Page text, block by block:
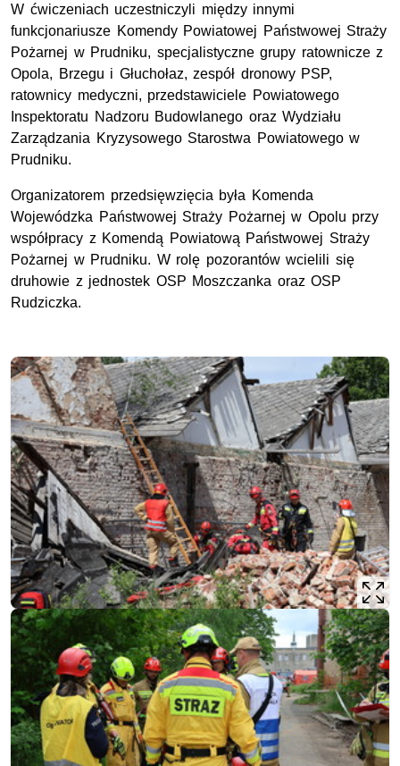
W ćwiczeniach uczestniczyli między innymi
funkcjonariusze Komendy Powiatowej Państwowej Straży
Pożarnej w Prudniku, specjalistyczne grupy ratownicze z
Opola, Brzegu i Głuchołaz, zespół dronowy PSP,
ratownicy medyczni, przedstawiciele Powiatowego
Inspektoratu Nadzoru Budowlanego oraz Wydziału
Zarządzania Kryzysowego Starostwa Powiatowego w
Prudniku.
Organizatorem przedsięwzięcia była Komenda
Wojewódzka Państwowej Straży Pożarnej w Opolu przy
współpracy z Komendą Powiatową Państwowej Straży
Pożarnej w Prudniku. W rolę pozorantów wcielili się
druhowie z jednostek OSP Moszczanka orazOSP
Rudziczka.